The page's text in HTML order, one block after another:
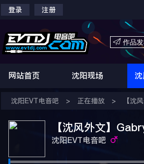
登录 注册
 作品
网站首页 沈阳现场 沈
沈阳EVT电音吧 > 正在播放 > 【沈
【沈风外文】
沈阳EVT电音吧